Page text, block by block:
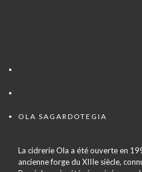
OLA SAGARDOTEGIA
La cidrerie Ola a été ouverte en
ancienne forge du XIIIe siècle,